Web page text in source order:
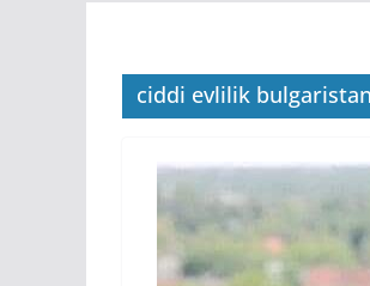
ciddi evlilik bulgaristan